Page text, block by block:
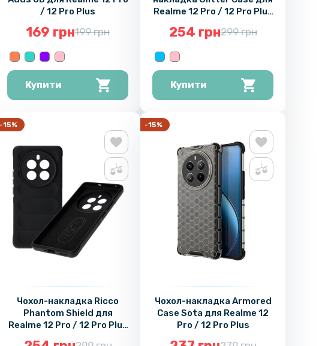
/ 12 Pro Plus
169 грн199 грн
Купити
Realme 12 Pro / 12 Pro Plus
дзеркалом у комплекті
254 грн299 грн
Купити
-15%
Чохол-накладка Ricco
Phantom Shield для
Realme 12 Pro / 12 Pro Plus
-15%
Чохол-накладка Armored
Case Sota для Realme 12
Pro / 12 Pro Plus​